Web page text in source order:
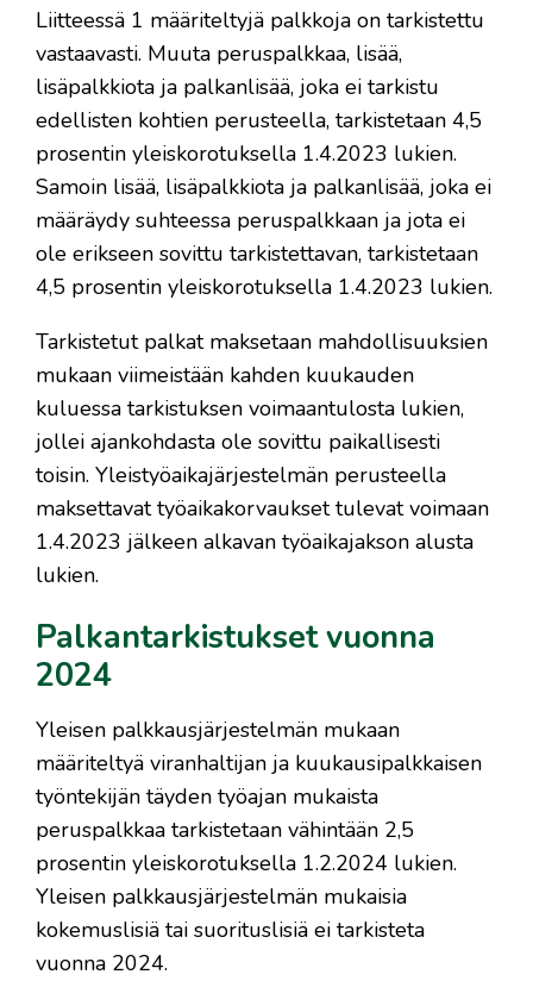
Liitteessä 1 määriteltyjä palkkoja on tarkistettu
vastaavasti. Muuta peruspalkkaa, lisää,
lisäpalkkiota ja palkanlisää, joka ei tarkistu
edellisten kohtien perusteella, tarkistetaan 4,5
prosentin yleiskorotuksella 1.4.2023 lukien.
Samoin lisää, lisäpalkkiota ja palkanlisää, joka ei
määräydy suhteessa peruspalkkaan ja jota ei
ole erikseen sovittu tarkistettavan, tarkistetaan
4,5 prosentin yleiskorotuksella 1.4.2023 lukien.
Tarkistetut palkat maksetaan mahdollisuuksien
mukaan viimeistään kahden kuukauden
kuluessa tarkistuksen voimaantulosta lukien,
jollei ajankohdasta ole sovittu paikallisesti
toisin. Yleistyöaikajärjestelmän perusteella
maksettavat työaikakorvaukset tulevat voimaan
1.4.2023 jälkeen alkavan työaikajakson alusta
lukien.
Palkantarkistukset vuonna
2024
Yleisen palkkausjärjestelmän mukaan
määriteltyä viranhaltijan ja kuukausipalkkaisen
työntekijän täyden työajan mukaista
peruspalkkaa tarkistetaan vähintään 2,5
prosentin yleiskorotuksella 1.2.2024 lukien.
Yleisen palkkausjärjestelmän mukaisia
kokemuslisiä tai suorituslisiä ei tarkisteta
vuonna 2024.